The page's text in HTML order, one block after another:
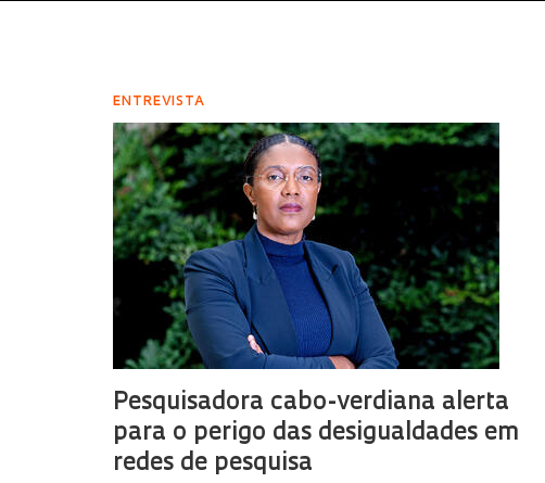
ENTREVISTA
Pesquisadora cabo-verdiana alerta
para o perigo das desigualdades em
redes de pesquisa